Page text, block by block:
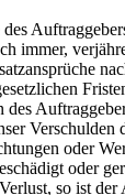
immer,
des
Verschulden
oder
oder
so ist der